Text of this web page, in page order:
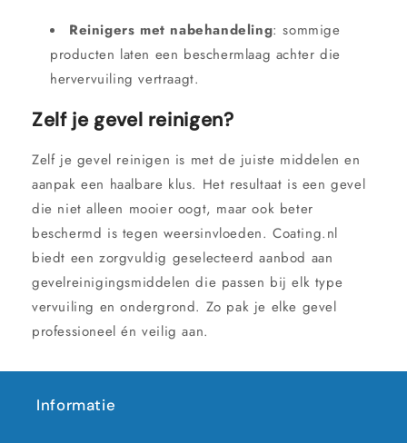
Reinigers met nabehandeling: sommige
producten laten een beschermlaag achter die
hervervuiling vertraagt.
Zelf je gevel reinigen?
Zelf je gevel reinigen is met de juiste middelen en
aanpak een haalbare klus. Het resultaat is een gevel
die niet alleen mooier oogt, maar ook beter
beschermd is tegen weersinvloeden. Coating.nl
biedt een zorgvuldig geselecteerd aanbod aan
gevelreinigingsmiddelen die passen bij elk type
vervuiling en ondergrond. Zo pak je elke gevel
professioneel én veilig aan.
Informatie